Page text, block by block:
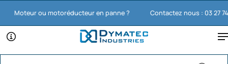
Moteur ou motoréducteur en panne ? Contactez nous : 03 27 74 11